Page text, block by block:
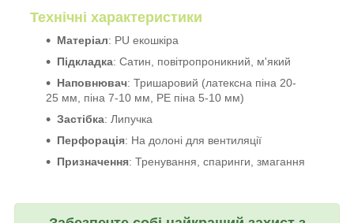
Технічні характеристики
Матеріал: PU екошкіра
Підкладка: Сатин, повітропроникний, м'який
Наповнювач: Тришаровий (латексна піна 20-
25 мм, піна 7-10 мм, PE піна 5-10 мм)
Застібка: Липучка
Перфорація: На долоні для вентиляції
Призначення: Тренування, спаринги, змагання